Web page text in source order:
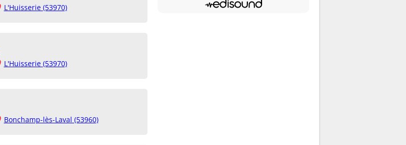
L'Huisserie (53970)
L'Huisserie (53970)
Bonchamp-lès-Laval (53960)